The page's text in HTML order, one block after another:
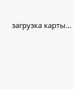
загрузка карты...